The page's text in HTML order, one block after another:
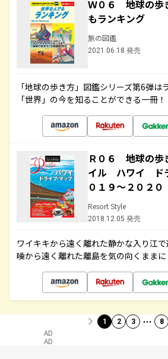
Ｗ０６ 地球の歩
もランキング
旅の図鑑
2021.06.18 発売
「地球の歩き方」図鑑シリーズ第6弾は
「世界」の今を知ることができる一冊！
Ｒ０６ 地球の
イル ハワイ ド
０１９～２０２０
Resort Style
2018.12.05 発売
ワイキキから遠く離れた静かな入り江
噪から遠く離れた離島を気の向くまま
1 2 3 … 8
AD
AD